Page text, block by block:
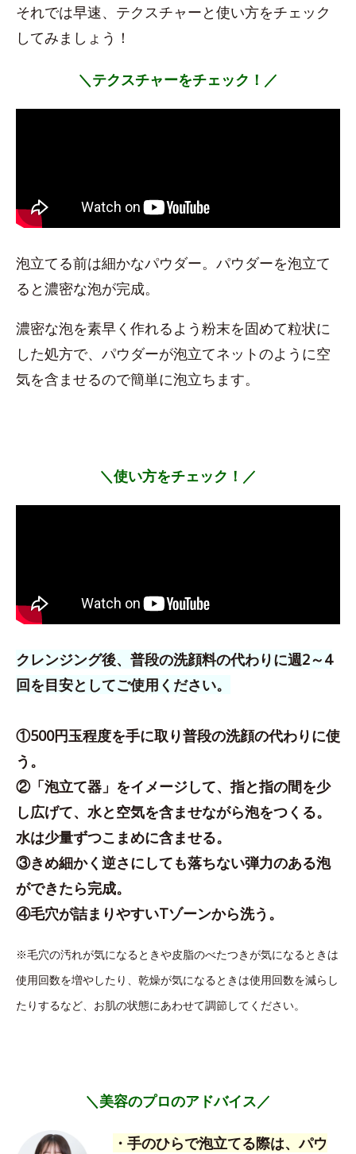
それでは早速、テクスチャーと使い方をチェック
してみましょう！
＼テクスチャーをチェック！／
泡立てる前は細かなパウダー。パウダーを泡立て
ると濃密な泡が完成。
濃密な泡を素早く作れるよう粉末を固めて粒状に
した処方で、パウダーが泡立てネットのように空
気を含ませるので簡単に泡立ちます。
＼使い方をチェック！／
クレンジング後、普段の洗顔料の代わりに週2～4
回を目安としてご使用ください。
①500円玉程度を手に取り普段の洗顔の代わりに使
う。
②「泡立て器」をイメージして、指と指の間を少
し広げて、水と空気を含ませながら泡をつくる。
水は少量ずつこまめに含ませる。
③きめ細かく逆さにしても落ちない弾力のある泡
ができたら完成。
④毛穴が詰まりやすいTゾーンから洗う。
※毛穴の汚れが気になるときや皮脂のべたつきが気になるときは
使用回数を増やしたり、乾燥が気になるときは使用回数を減らし
たりするなど、お肌の状態にあわせて調節してください。
＼美容のプロのアドバイス／
・手のひらで泡立てる際は、パウ